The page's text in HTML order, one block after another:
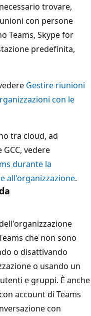
trovare,
con persone
Teams, Skype for
predefinita,
Gestire riunioni
con le
tra cloud, ad
vedere
durante la
all'organizzazione.
che non sono
o disattivando
o usando un
e gruppi. È anche
account di Teams
con